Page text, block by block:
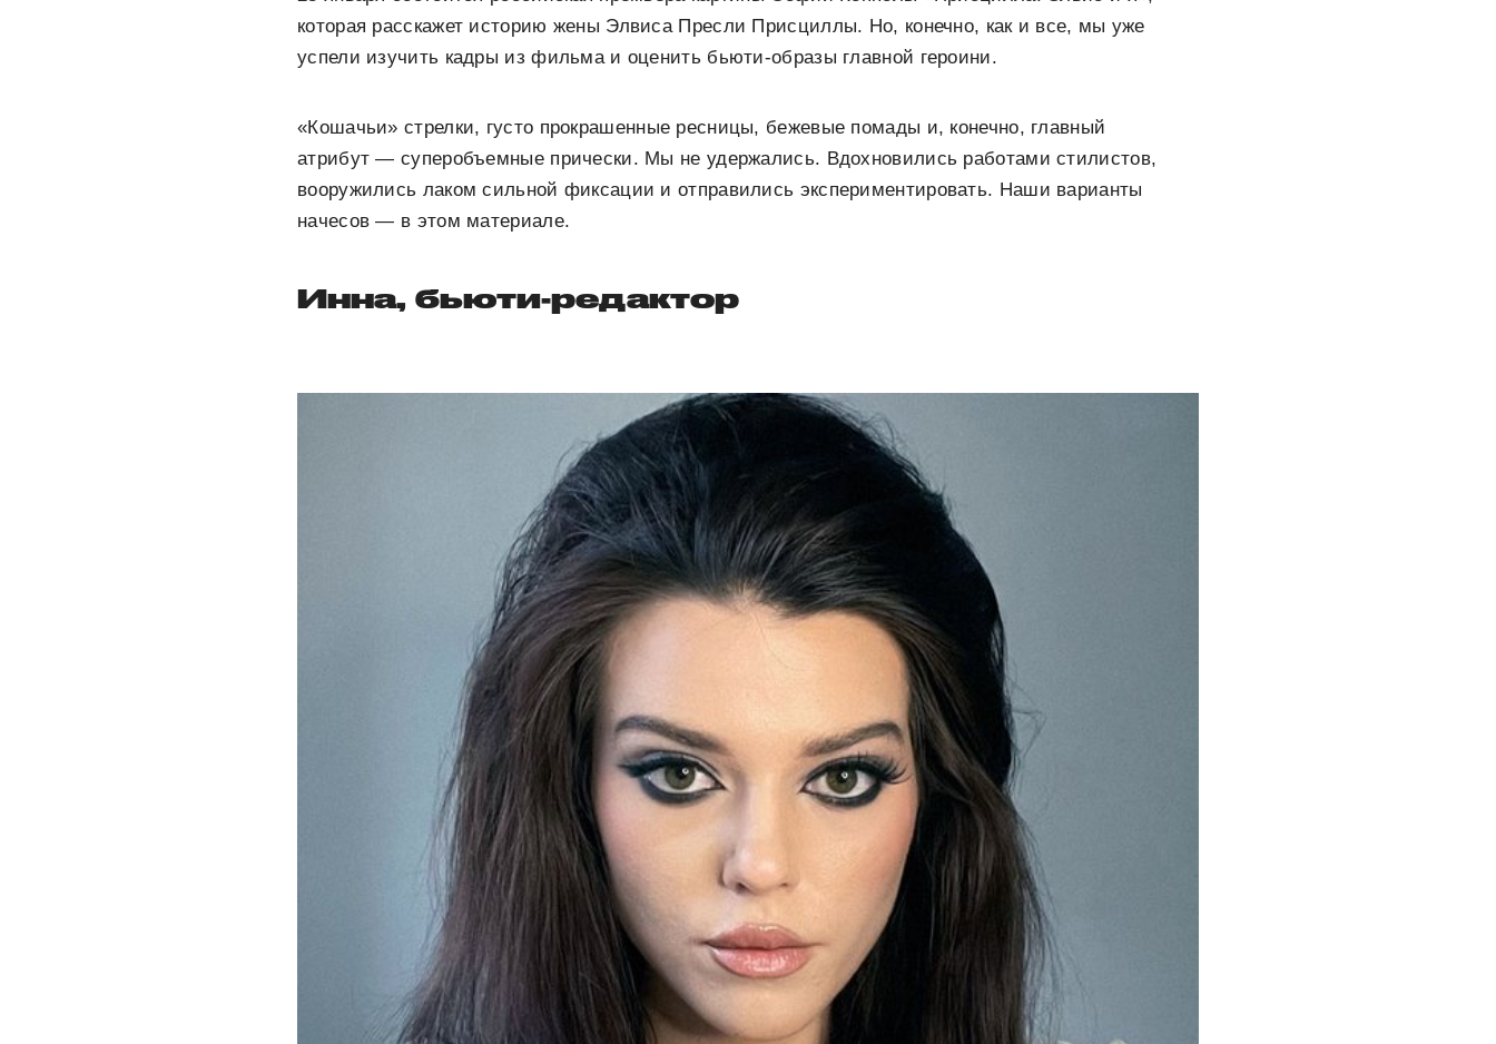
которая расскажет историю жены Элвиса Пресли Присциллы. Но, конечно, как и все, мы уже
успели изучить кадры из фильма и оценить бьюти-образы главной героини.
«Кошачьи» стрелки, густо прокрашенные ресницы, бежевые помады и, конечно, главный
атрибут — суперобъемные прически. Мы не удержались. Вдохновились работами стилистов,
вооружились лаком сильной фиксации и отправились экспериментировать. Наши варианты
начесов — в этом материале.
Инна, бьюти-редактор